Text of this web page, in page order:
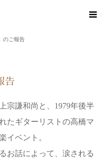
のご報告
告
宗謙和尚と、1979年後半
たギターリストの高橋マ
イベント。
お話によって、涙される